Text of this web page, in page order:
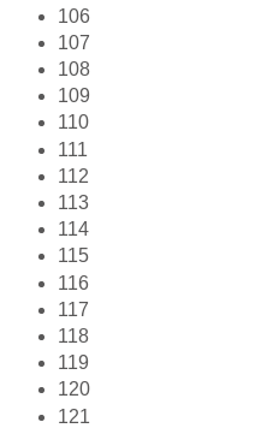
106
107
108
109
110
111
112
113
114
115
116
117
118
119
120
121